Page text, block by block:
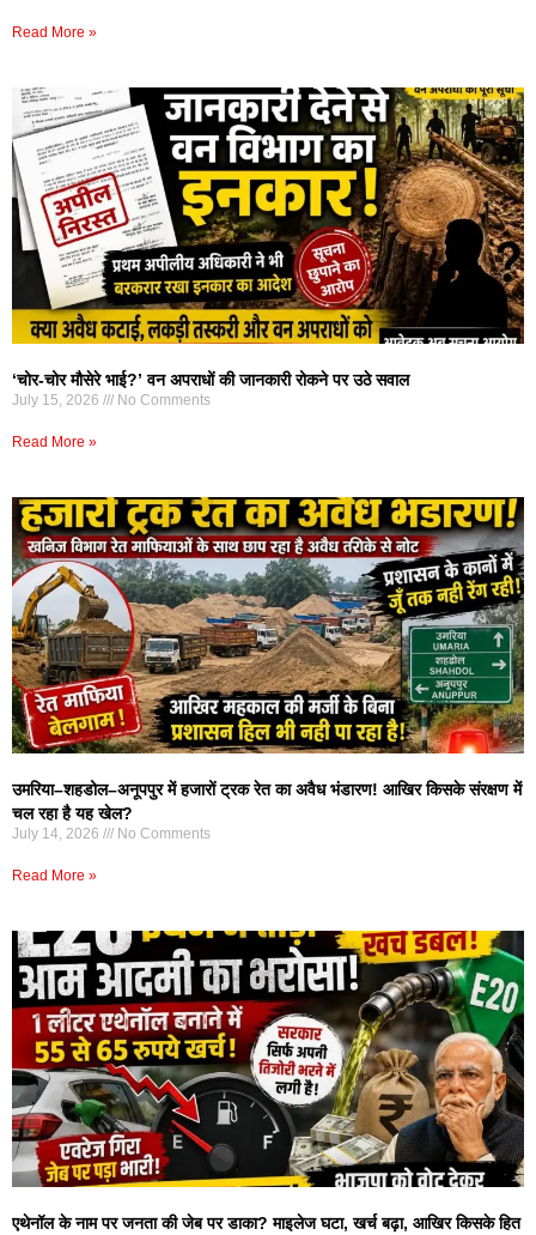
Read More »
‘चोर-चोर मौसेरे भाई?’ वन अपराधों की जानकारी रोकने पर उठे सवाल
July 15, 2026 No Comments
Read More »
उमरिया–शहडोल–अनूपपुर में हजारों ट्रक रेत का अवैध भंडारण! आखिर किसके संरक्षण में
चल रहा है यह खेल?
July 14, 2026 No Comments
Read More »
एथेनॉल के नाम पर जनता की जेब पर डाका? माइलेज घटा, खर्च बढ़ा, आखिर किसके हित